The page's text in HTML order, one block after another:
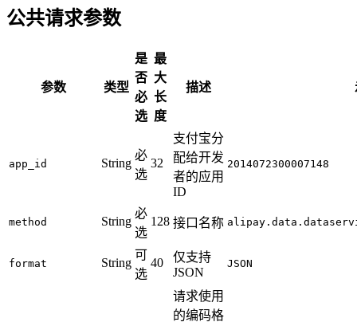
公共请求参数
参数 类型
是
否
必
选
最
大
长
度
描述
app_id String
必
选
32
支付宝分
配给开发
者的应用
ID
2014072300007148
method String
必
选
128 接口名称
format String
可
选
40
仅支持
JSON
JSON
请求使用
的编码格